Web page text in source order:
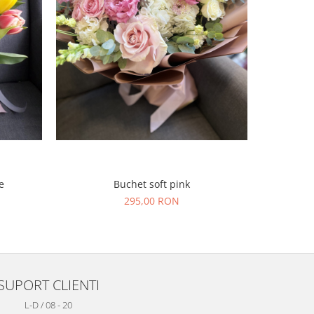
Buchet soft pink
295,00 RON
CLIENTI
L-D / 08 - 20